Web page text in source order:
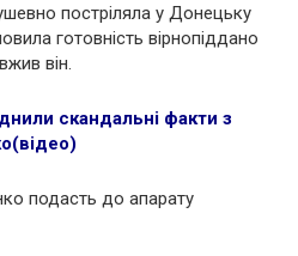
постріляла у Донецьку
готовність вірнопіддано
він.
скандальні факти з
подасть до апарату